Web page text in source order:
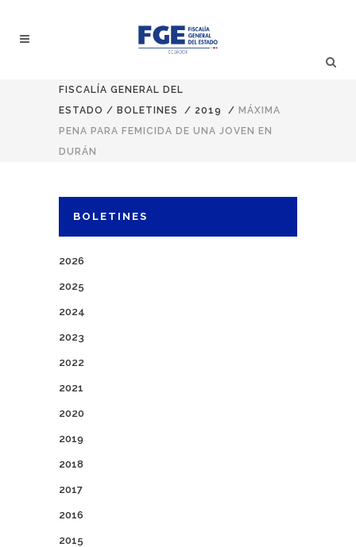
FISCALÍA GENERAL DEL
ESTADO / BOLETINES / 2019 / MÁXIMA
PENA PARA FEMICIDA DE UNA JOVEN EN
DURÁN
BOLETINES
2026
2025
2024
2023
2022
2021
2020
2019
2018
2017
2016
2015